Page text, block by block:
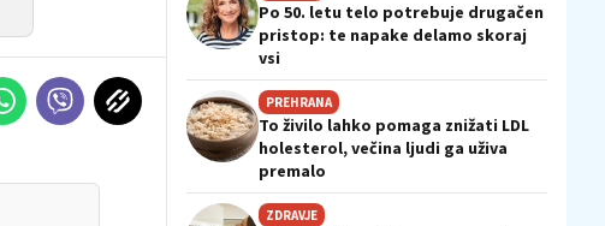
Po 50. letu telo potrebuje drugačen
pristop: te napake delamo skoraj
vsi
PREHRANA
To živilo lahko pomaga znižati LDL
holesterol, večina ljudi ga uživa
premalo
ZDRAVJE